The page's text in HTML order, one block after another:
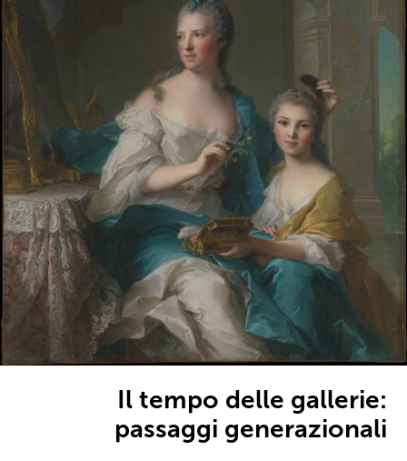
Il tempo delle gallerie:
passaggi generazionali